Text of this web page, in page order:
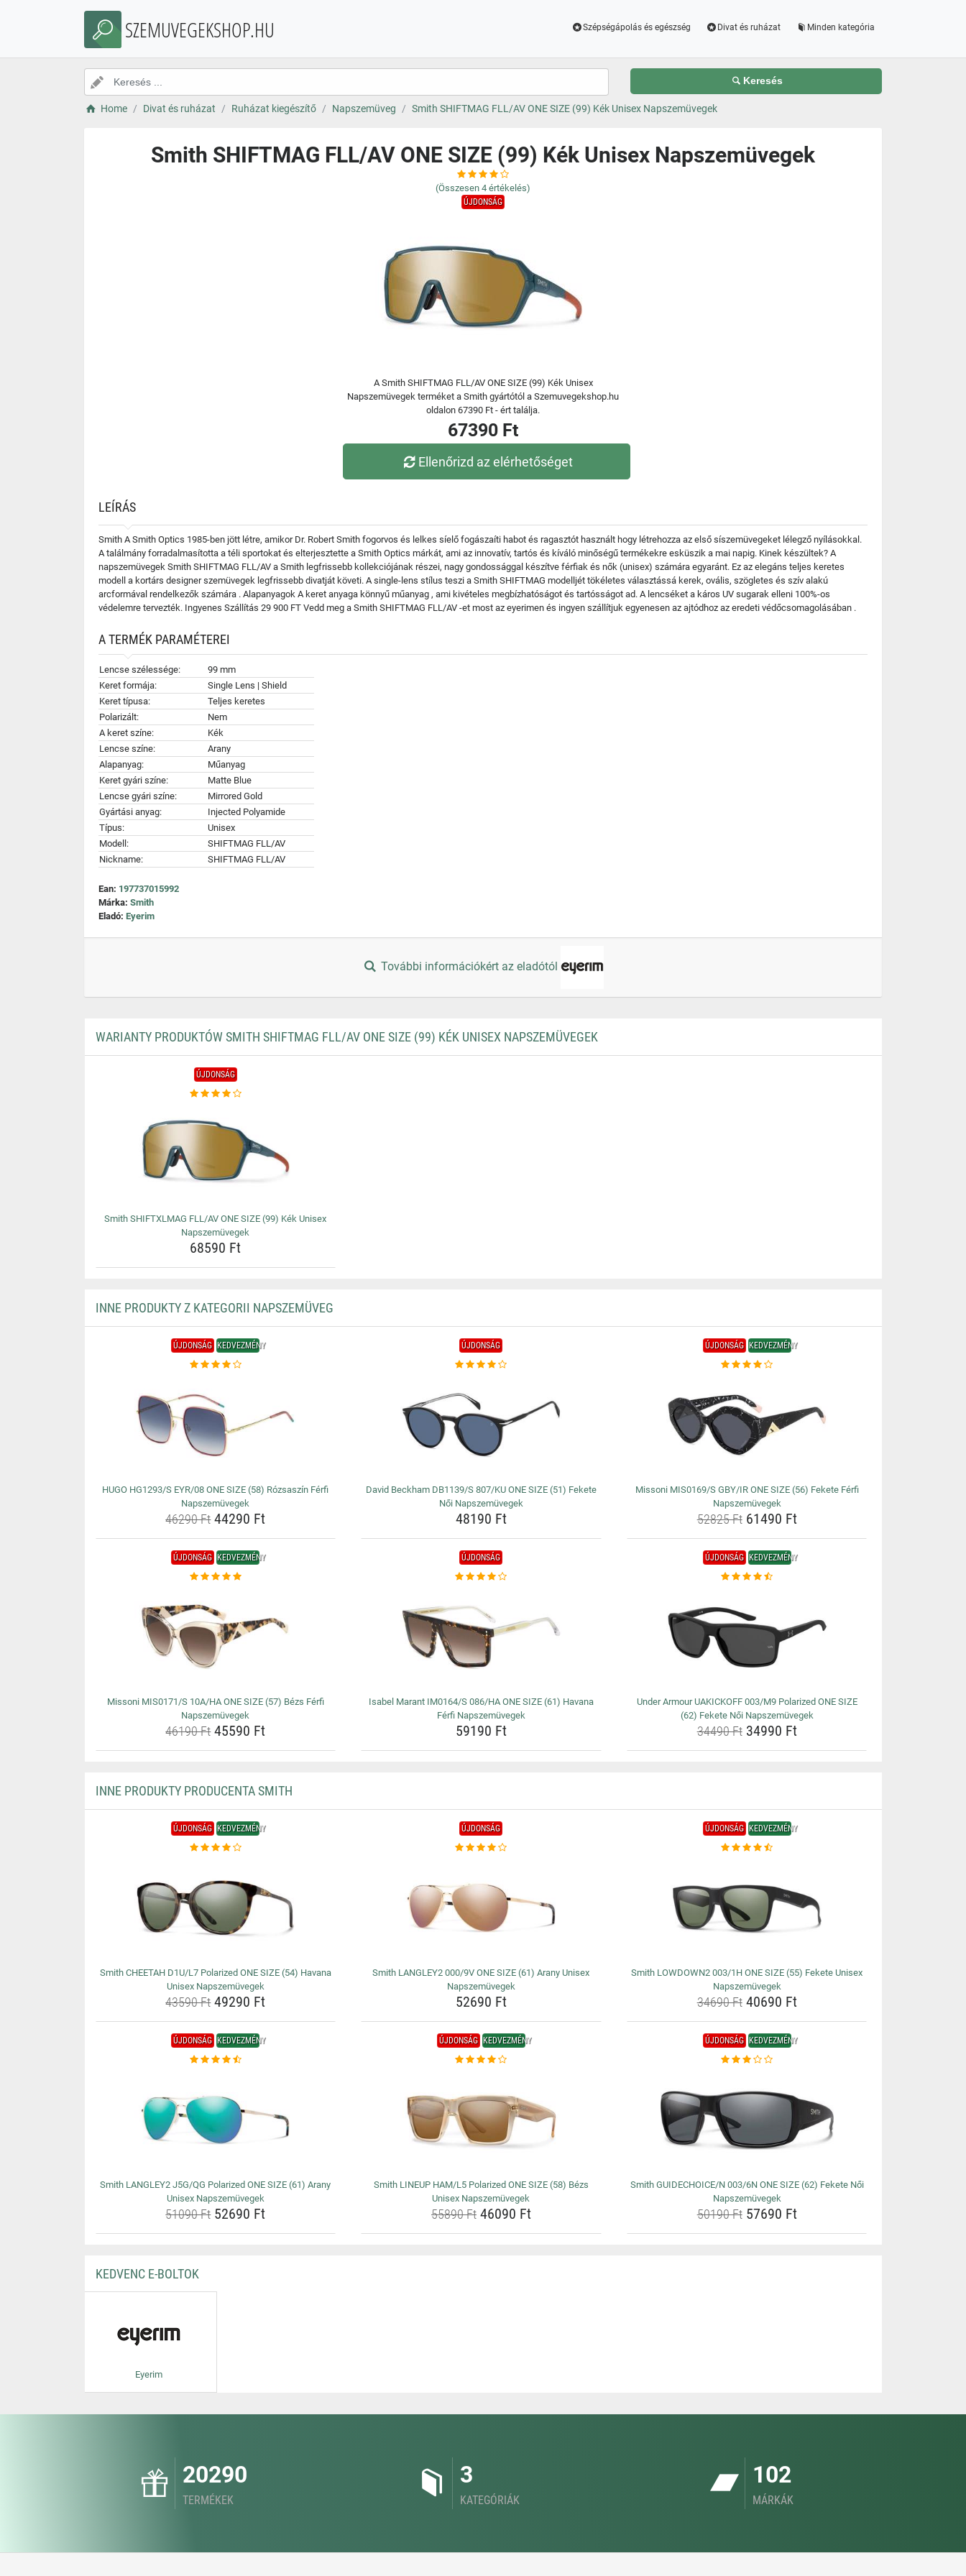
SZEMUVEGEKSHOP.HU Szépségápolás és egészség Divat és ruházat Minden kategória
Keresés
Home Divat és ruházat Ruházat kiegészítő Napszemüveg Smith SHIFTMAG FLL/AV ONE SIZE (99) Kék Unisex Napszemüvegek
Smith SHIFTMAG FLL/AV ONE SIZE (99) Kék Unisex Napszemüvegek
(Összesen 4 értékelés)
ÚJDONSÁG
A Smith SHIFTMAG FLL/AV ONE SIZE (99) Kék Unisex
Napszemüvegek terméket a Smith gyártótól a Szemuvegekshop.hu
oldalon 67390 Ft - ért találja.
67390 Ft
Ellenőrizd az elérhetőséget
LEÍRÁS
Smith A Smith Optics 1985-ben jött létre, amikor Dr. Robert Smith fogorvos és lelkes síelő fogászaíti habot és ragasztót használt hogy létrehozza az első síszemüvegeket lélegző nyílásokkal.
A találmány forradalmasította a téli sportokat és elterjesztette a Smith Optics márkát, ami az innovatív, tartós és kíváló minőségű termékekre esküszik a mai napig. Kinek készültek? A
napszemüvegek Smith SHIFTMAG FLL/AV a Smith legfrissebb kollekciójának részei, nagy gondossággal készítve férfiak és nők (unisex) számára egyaránt. Ez az elegáns teljes keretes
modell a kortárs designer szemüvegek legfrissebb divatját követi. A single-lens stílus teszi a Smith SHIFTMAG modelljét tökéletes választássá kerek, ovális, szögletes és szív alakú
arcformával rendelkezők számára . Alapanyagok A keret anyaga könnyű műanyag , ami kivételes megbízhatóságot és tartósságot ad. A lencséket a káros UV sugarak elleni 100%-os
védelemre tervezték. Ingyenes Szállítás 29 900 FT Vedd meg a Smith SHIFTMAG FLL/AV -et most az eyerimen és ingyen szállítjuk egyenesen az ajtódhoz az eredeti védőcsomagolásában .
A TERMÉK PARAMÉTEREI
Lencse szélessége:
99 mm
Keret formája:
Single Lens | Shield
Keret típusa:
Teljes keretes
Polarizált:
Nem
A keret színe:
Kék
Lencse színe:
Arany
Alapanyag:
Műanyag
Keret gyári színe:
Matte Blue
Lencse gyári színe:
Mirrored Gold
Gyártási anyag:
Injected Polyamide
Típus:
Unisex
Modell:
SHIFTMAG FLL/AV
Nickname:
SHIFTMAG FLL/AV
Ean: 197737015992
Márka: Smith
Eladó: Eyerim
További információkért az eladótól
WARIANTY PRODUKTÓW SMITH SHIFTMAG FLL/AV ONE SIZE (99) KÉK UNISEX NAPSZEMÜVEGEK
ÚJDONSÁG
Smith SHIFTXLMAG FLL/AV ONE SIZE (99) Kék Unisex
Napszemüvegek
68590 Ft
INNE PRODUKTY Z KATEGORII NAPSZEMÜVEG
ÚJDONSÁG KEDVEZMÉNY
HUGO HG1293/S EYR/08 ONE SIZE (58) Rózsaszín Férfi
Napszemüvegek
46290 Ft44290 Ft
ÚJDONSÁG
David Beckham DB1139/S 807/KU ONE SIZE (51) Fekete
Női Napszemüvegek
48190 Ft
ÚJDONSÁG KEDVEZMÉNY
Missoni MIS0169/S GBY/IR ONE SIZE (56) Fekete Férfi
Napszemüvegek
52825 Ft61490 Ft
ÚJDONSÁG KEDVEZMÉNY
Missoni MIS0171/S 10A/HA ONE SIZE (57) Bézs Férfi
Napszemüvegek
46190 Ft45590 Ft
ÚJDONSÁG
Isabel Marant IM0164/S 086/HA ONE SIZE (61) Havana
Férfi Napszemüvegek
59190 Ft
ÚJDONSÁG KEDVEZMÉNY
Under Armour UAKICKOFF 003/M9 Polarized ONE SIZE
(62) Fekete Női Napszemüvegek
34490 Ft34990 Ft
INNE PRODUKTY PRODUCENTA SMITH
ÚJDONSÁG KEDVEZMÉNY
Smith CHEETAH D1U/L7 Polarized ONE SIZE (54) Havana
Unisex Napszemüvegek
43590 Ft49290 Ft
ÚJDONSÁG
Smith LANGLEY2 000/9V ONE SIZE (61) Arany Unisex
Napszemüvegek
52690 Ft
ÚJDONSÁG KEDVEZMÉNY
Smith LOWDOWN2 003/1H ONE SIZE (55) Fekete Unisex
Napszemüvegek
34690 Ft40690 Ft
ÚJDONSÁG KEDVEZMÉNY
Smith LANGLEY2 J5G/QG Polarized ONE SIZE (61) Arany
Unisex Napszemüvegek
51090 Ft52690 Ft
ÚJDONSÁG KEDVEZMÉNY
Smith LINEUP HAM/L5 Polarized ONE SIZE (58) Bézs
Unisex Napszemüvegek
55890 Ft46090 Ft
ÚJDONSÁG KEDVEZMÉNY
Smith GUIDECHOICE/N 003/6N ONE SIZE (62) Fekete Női
Napszemüvegek
50190 Ft57690 Ft
KEDVENC E-BOLTOK
Eyerim
20290
TERMÉKEK
3
KATEGÓRIÁK
102
MÁRKÁK